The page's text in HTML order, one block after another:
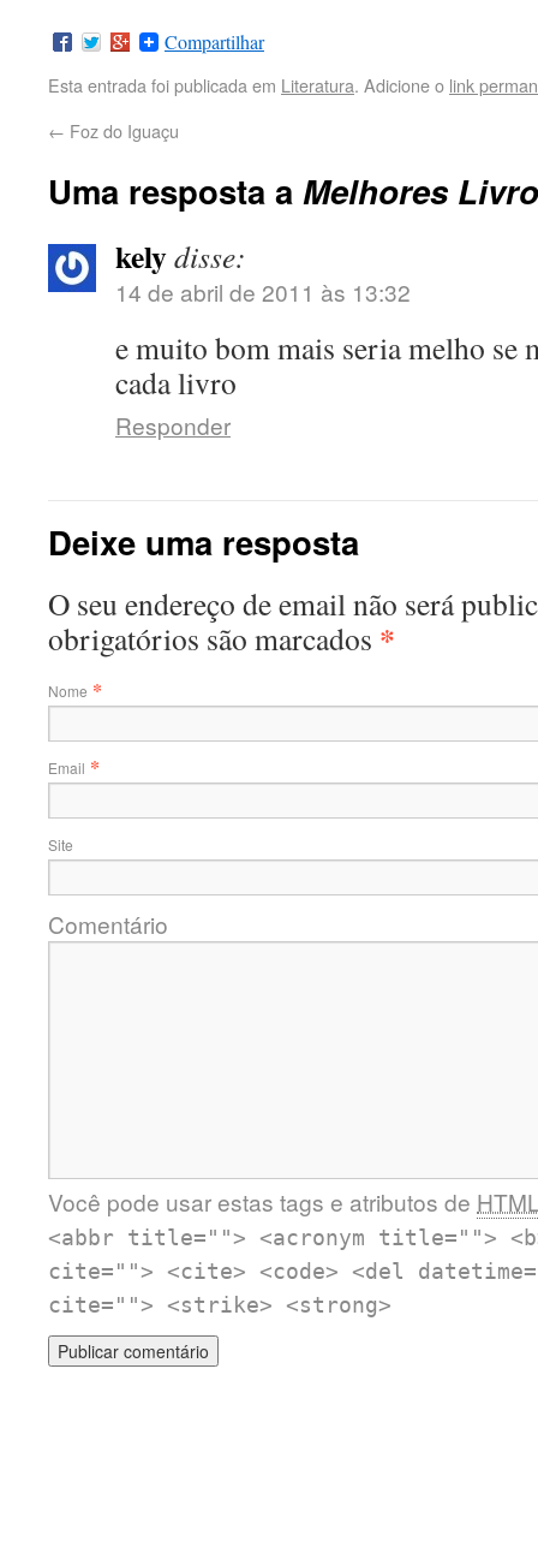
Compartilhar
Esta entrada foi publicada em Literatura. Adicione o link
← Foz do Iguaçu
Uma resposta a Melhores
kelydisse:
14 de abril de 2011 às 13:32
e muito bom mais seria melho se
cada livro
Responder
Deixe uma resposta
O seu endereço de email não será
obrigatórios são marcados *
Nome *
Email *
Site
Comentário
Você pode usar estas tags e atributos de
<abbr title=""> <acronym title="">
cite=""> <cite> <code> <del
cite=""> <strike> <strong>